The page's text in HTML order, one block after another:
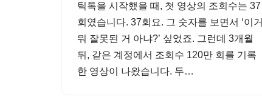
틱톡을 시작했을 때, 첫 영상의 조회수는 37
회였습니다. 37회요. 그 숫자를 보면서 ‘이거
뭐 잘못된 거 아냐?’ 싶었죠. 그런데 3개월
뒤, 같은 계정에서 조회수 120만 회를 기록
한 영상이 나왔습니다. 두…